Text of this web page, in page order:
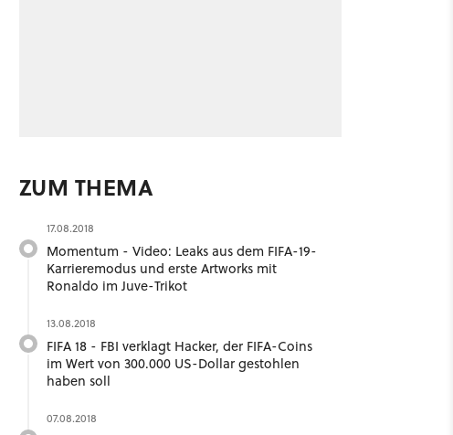
ZUM THEMA
17.08.2018
Momentum - Video: Leaks aus dem FIFA-19-
Karrieremodus und erste Artworks mit
Ronaldo im Juve-Trikot
13.08.2018
FIFA 18 - FBI verklagt Hacker, der FIFA-Coins
im Wert von 300.000 US-Dollar gestohlen
haben soll
07.08.2018